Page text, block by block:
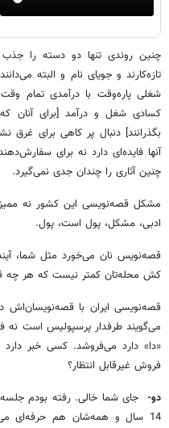
چنین روندی تنها دو دسته را
تازه‌‌‌‌‌‌‌‌‌کارند و جویای نام و البته
شغلی پاره‌‌وقت با درآمدی تمام
کسادی شغل و درآمد [برای آنان که
بگذرانند‌‌‌‌‌‌‌‌‌‌‌‌‌‌‌‌‌‌‌‌‌‌‌‌‌‌‌‌‌‌‌‌‌‌‌‌‌‌‌‌‌‌‌‌] دنبال پر کاهی برای
آنها فایده‌ای دارد نه برای
چنین آثاری را چندان جدی نمی‌‌‌‌‌‌‌‌گیرد.
مشکل قصه‌نویسی این کشور نه
ادبی، مشکل، پول است، پول.
قصه‌نویس نان می‌خورد مثل شما،
کش محله‌تان کمتر نیست که هر چه
قصه‌نویسی ایران با قصه‌نویسان‌‌اش
می‌گویند طرفدار پرسپولیس است نه
«دا» دارد می‌فروشد. کسی خبر
فروش غیرقابل انتظار؟
دو-
14 سال و همه‌شان هم حرفه‌ای